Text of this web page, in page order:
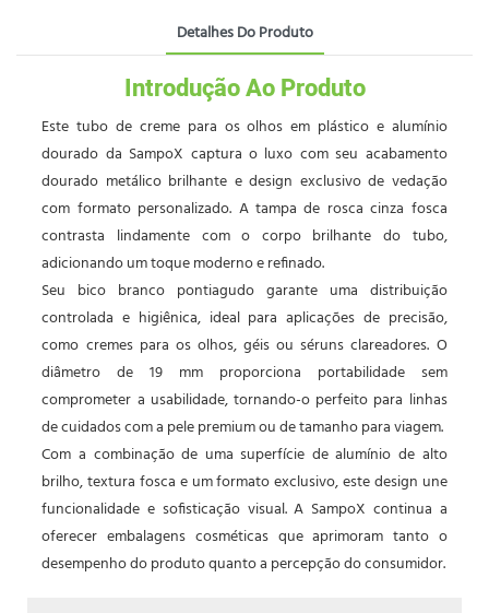
Detalhes Do Produto
Introdução Ao Produto
Este tubo de creme para os olhos em plástico e alumínio
dourado da SampoX captura o luxo com seu acabamento
dourado metálico brilhante e design exclusivo de vedação
com formato personalizado. A tampa de rosca cinza fosca
contrasta lindamente com o corpo brilhante do tubo,
adicionando um toque moderno e refinado.
Seu bico branco pontiagudo garante uma distribuição
controlada e higiênica, ideal para aplicações de precisão,
como cremes para os olhos, géis ou séruns clareadores. O
diâmetro de 19 mm proporciona portabilidade sem
comprometer a usabilidade, tornando-o perfeito para linhas
de cuidados com a pele premium ou de tamanho para viagem.
Com a combinação de uma superfície de alumínio de alto
brilho, textura fosca e um formato exclusivo, este design une
funcionalidade e sofisticação visual. A SampoX continua a
oferecer embalagens cosméticas que aprimoram tanto o
desempenho do produto quanto a percepção do consumidor.